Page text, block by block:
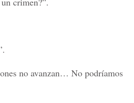
no avanzan… No podríamos